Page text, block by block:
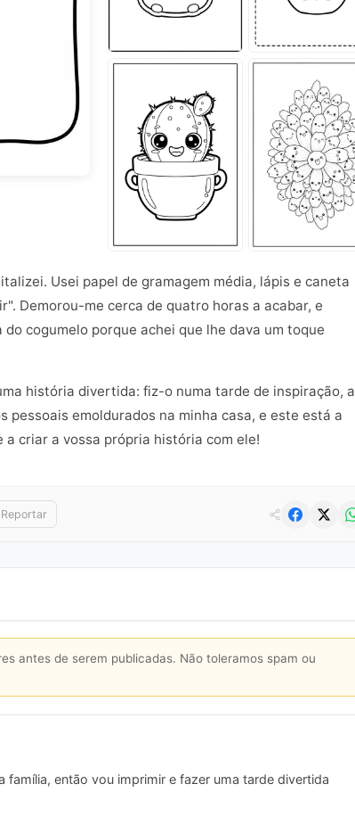
Usei papel de gramagem média, lápis e caneta
Demorou-me cerca de quatro horas a acabar, e
cogumelo porque achei que lhe dava um toque
história divertida: fiz-o numa tarde de inspiração, a
pessoais emoldurados na minha casa, e este está a
criar a vossa própria história com ele!
Reportar
antes de serem publicadas. Não toleramos spam ou
então vou imprimir e fazer uma tarde divertida